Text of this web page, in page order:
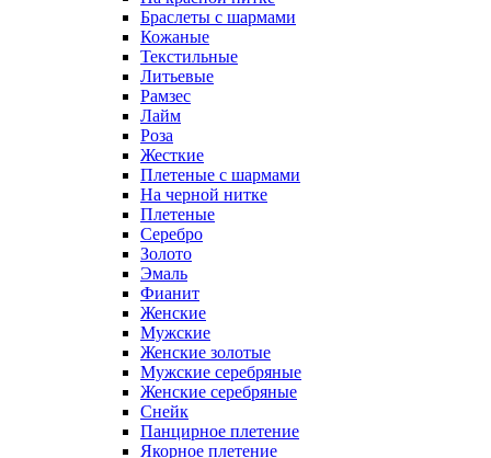
Браслеты с шармами
Кожаные
Текстильные
Литьевые
Рамзес
Лайм
Роза
Жесткие
Плетеные с шармами
На черной нитке
Плетеные
Серебро
Золото
Эмаль
Фианит
Женские
Мужские
Женские золотые
Мужские серебряные
Женские серебряные
Снейк
Панцирное плетение
Якорное плетение